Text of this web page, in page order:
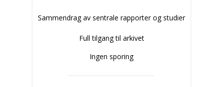
Sammendrag av sentrale rapporter og studier
Full tilgang til arkivet
Ingen sporing